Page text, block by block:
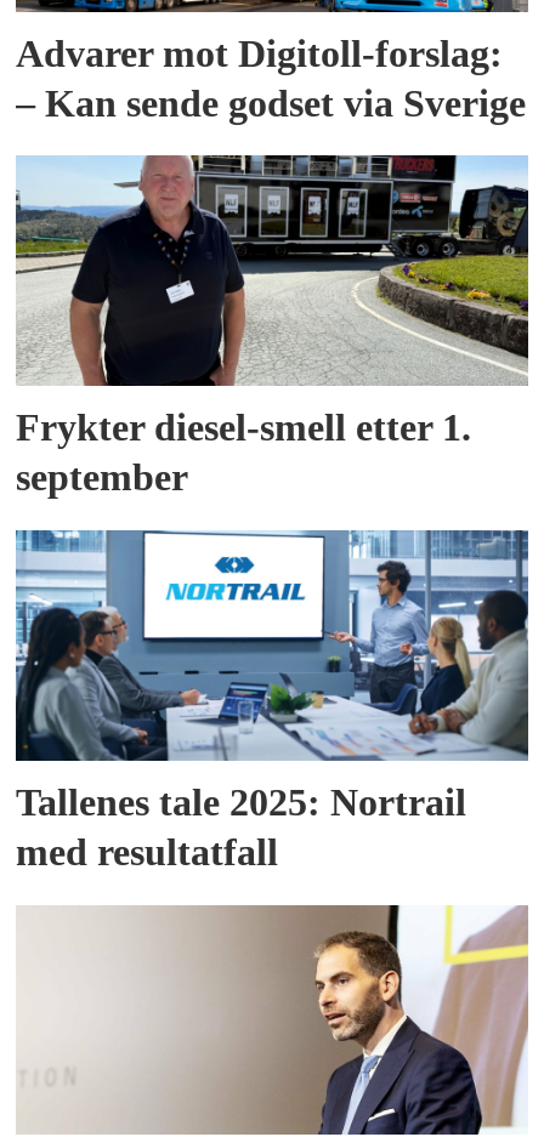
Advarer mot Digitoll-forslag:
– Kan sende godset via Sverige
Frykter diesel-smell etter 1.
september
Tallenes tale 2025: Nortrail
med resultatfall